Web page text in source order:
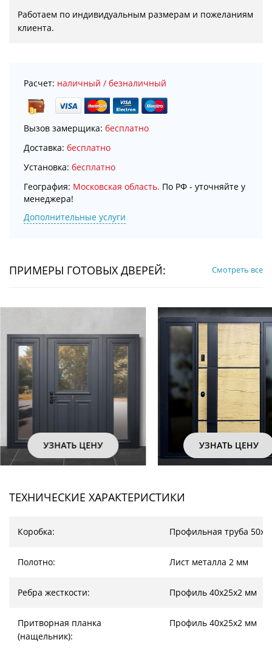
Работаем по индивидуальным размерам и пожеланиям
клиента.
Расчет: наличный / безналичный
Вызов замерщика: бесплатно
Доставка: бесплатно
Установка: бесплатно
География: Московская область. По РФ - уточняйте у
менеджера!
Дополнительные услуги
ПРИМЕРЫ ГОТОВЫХ ДВЕРЕЙ: Смотреть все
УЗНАТЬ ЦЕНУ УЗНАТЬ
ТЕХНИЧЕСКИЕ ХАРАКТЕРИСТИКИ
Коробка: Профильная труба
Полотно: Лист металла 2 мм
Ребра жесткости: Профиль 40х25х2 мм
Притворная планка
(нащельник):
Профиль 40х25х2 мм